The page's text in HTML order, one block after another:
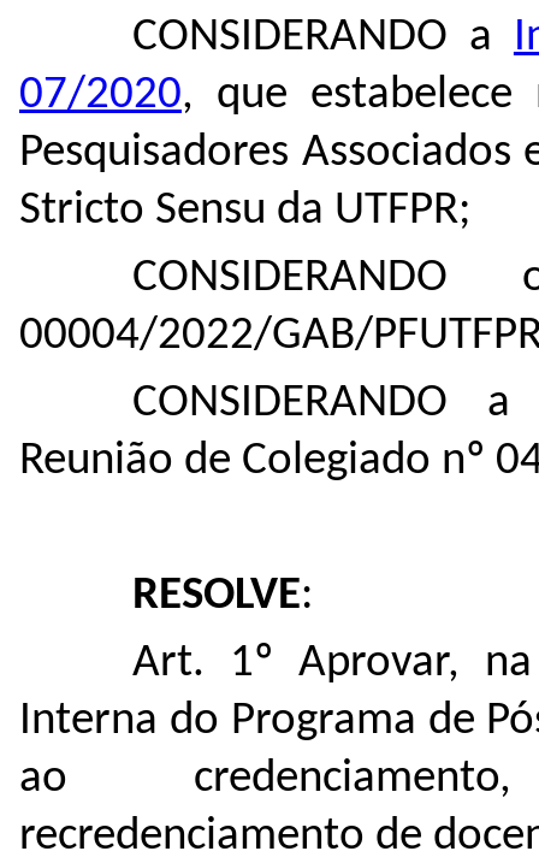
CONSIDERANDO a
07/2020, que
Pesquisadores Associados
Stricto Sensu da UTFPR;
00004/2022/GAB/
Reunião de Colegiado nº
RESOLVE:
Art. 1º Aprovar,
Interna do Programa de
ao
recredenciamento de